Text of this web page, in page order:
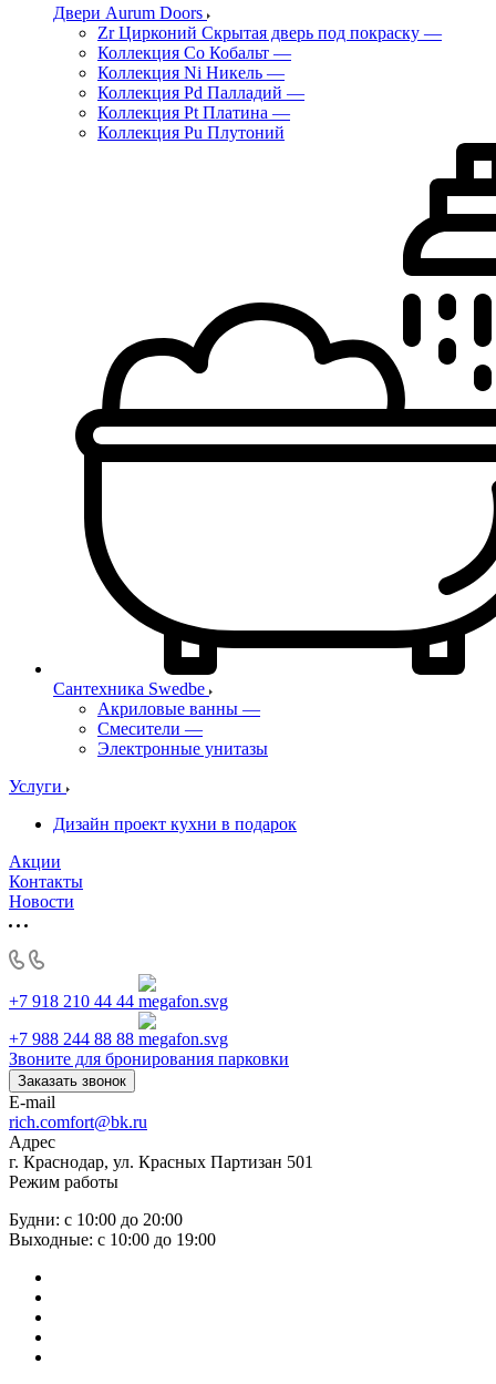
Двери Aurum Doors
Zr Цирконий Скрытая дверь под покраску —
Коллекция Co Кобальт —
Коллекция Ni Никель —
Коллекция Pd Палладий —
Коллекция Pt Платина —
Коллекция Pu Плутоний
Сантехника Swedbe
Акриловые ванны —
Смесители —
Электронные унитазы
Услуги
Дизайн проект кухни в подарок
Акции
Контакты
Новости
+7 918 210 44 44
+7 988 244 88 88
Звоните для бронирования парковки
Заказать звонок
E-mail
rich.comfort@bk.ru
Адрес
г. Краснодар, ул. Красных Партизан 501
Режим работы
Будни: с 10:00 до 20:00
Выходные: с 10:00 до 19:00